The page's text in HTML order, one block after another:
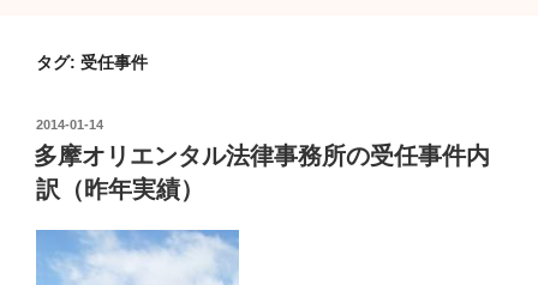
タグ: 受任事件
投
稿
日:
2014-01-14
多摩オリエンタル法律事務所の受任事件内
訳（昨年実績）